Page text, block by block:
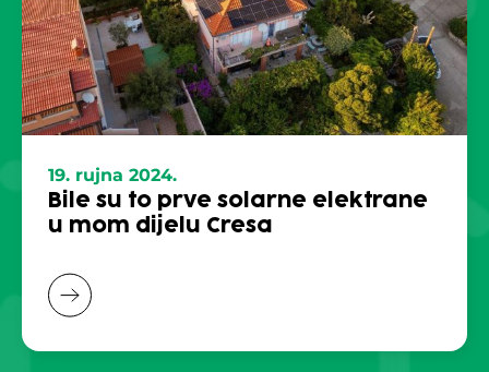
19. rujna 2024.
Bile su to prve solarne elektrane
u mom dijelu Cresa